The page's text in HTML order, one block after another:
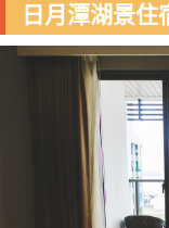
日月潭湖景住